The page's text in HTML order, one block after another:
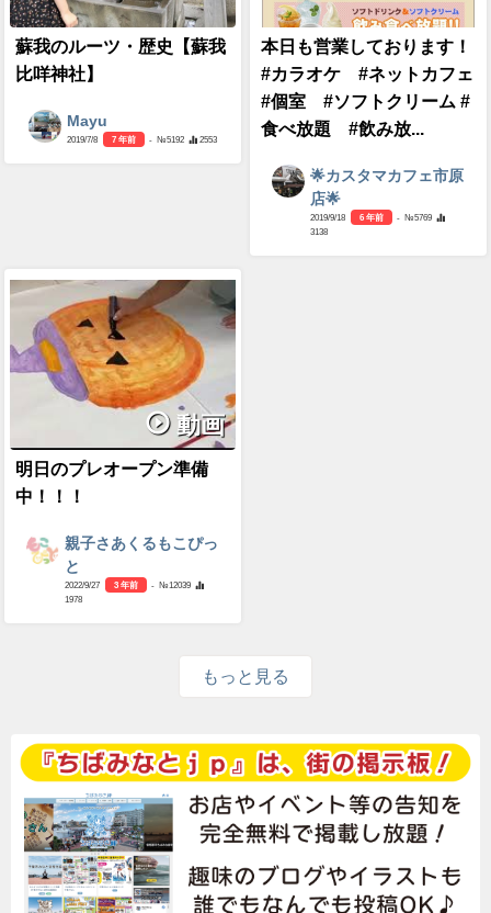
蘇我のルーツ・歴史【蘇我
比咩神社】
Mayu
2019/7/8 7 年前 - №5192 2553
本日も営業しております！
#カラオケ #ネットカフェ
#個室 #ソフトクリーム #
食べ放題 #飲み放...
🌟カスタマカフェ市原
店🌟
2019/9/18 6 年前
- №5769
3138
動画
明日のプレオープン準備
中！！！
親子さあくるもこぴっ
と
2022/9/27 3 年前
- №12039
1978
もっと見る